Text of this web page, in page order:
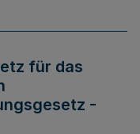
für das
-